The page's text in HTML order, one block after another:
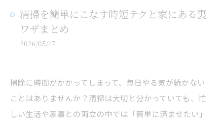
清掃を簡単にこなす時短テクと家にある裏
ワザまとめ
2026/05/17
掃除に時間がかかってしまって、毎日やる気が続かない
ことはありませんか？清掃は大切と分かっていても、忙
しい生活や家事との両立の中では「簡単に済ませたい」